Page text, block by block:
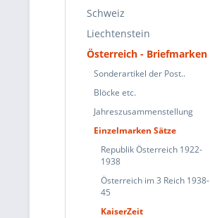
Schweiz
Liechtenstein
Österreich - Briefmarken
Sonderartikel der Post..
Blöcke etc.
Jahreszusammenstellung
Einzelmarken Sätze
Republik Österreich 1922-
1938
Österreich im 3 Reich 1938-
45
KaiserZeit